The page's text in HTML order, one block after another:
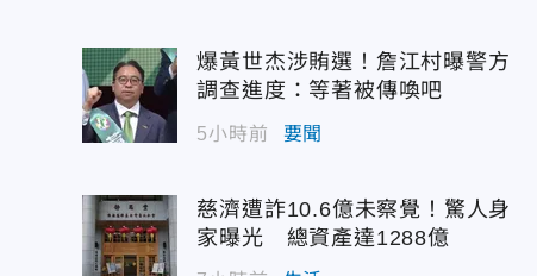
爆黃世杰涉賄選！詹江村曝警方
調查進度：等著被傳喚吧
5小時前 要聞
慈濟遭詐10.6億未察覺！驚人身
家曝光 總資產達1288億